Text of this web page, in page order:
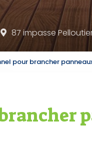
87 impasse
pour brancher